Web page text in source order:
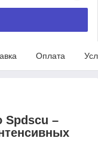
Оплата
Spdscu –